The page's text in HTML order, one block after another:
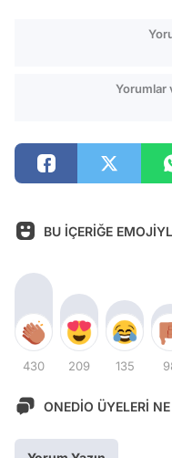
Yorumlar
BU İÇERİĞE
430 209 135
ONEDİO ÜYELERİ